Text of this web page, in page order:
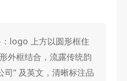
logo 上方以圆形框住
外框结合，流露传统韵
司” 及英文，清晰标注品